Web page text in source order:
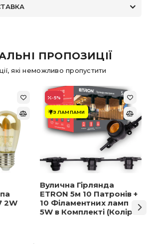
ПРОПОЗИЦІЇ
які неможливо пропустити
2W
-5%
З ЛАМПАМИ
Вулична Гірлянда
ETRON 5м 10 Патронів +
10 Філаментних ламп
5W в Комплекті (Колір